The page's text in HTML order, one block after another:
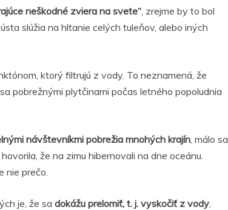
neškodné zviera na svete“, zrejme by to bol
slúžia na hltanie celých tuleňov, alebo iných
ktorý filtrujú z vody. To neznamená, že
pobrežnými plytčinami počas letného popoludnia
návštevníkmi pobrežia mnohých krajín, málo sa
že na zimu hibernovali na dne oceánu.
nie prečo.
je, že sa dokážu prelomiť, t. j. vyskočiť z vody,